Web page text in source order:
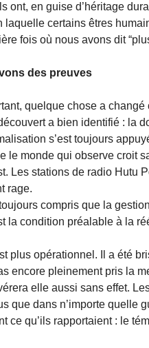
ont, en guise d’héritage
laquelle certains êtres
fois où nous avons dit
des preuves
quelque chose a
a bien identifié : la
s’est toujours
le monde qui observe croit
Les stations de radio Hutu
rage.
compris que la
la condition préalable à la
plus opérationnel. Il a été
encore pleinement pris la
elle aussi sans effet.
que dans n’importe quelle
ce qu’ils rapportaient : le